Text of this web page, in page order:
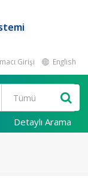
Girişi English
Detaylı Arama